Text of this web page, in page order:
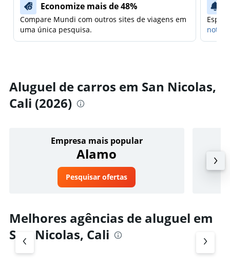
Economize mais de 48%
Compare Mundi com outros sites de viagens em
uma única pesquisa.
Aluguel de carros em San Nicolas,
Cali (2026)
Empresa mais popular
Alamo
Pesquisar ofertas
Melhores agências de aluguel em
San Nicolas, Cali